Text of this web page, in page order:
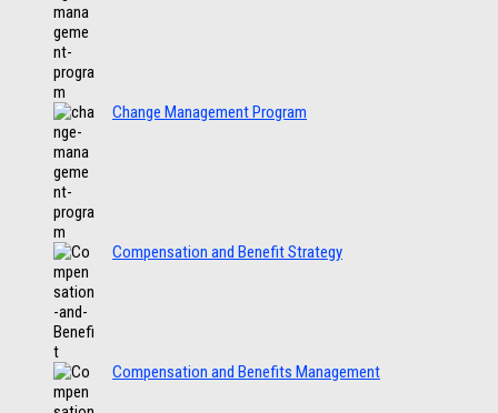
Change Management Program
Compensation and Benefit Strategy
Compensation and Benefits Management